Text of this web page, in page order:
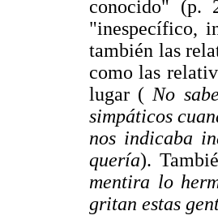
conocido" (p.
"inespecífico,
también las
como las
lugar ( No
simpáticos
nos indicaba
quería).
mentira lo
gritan estas